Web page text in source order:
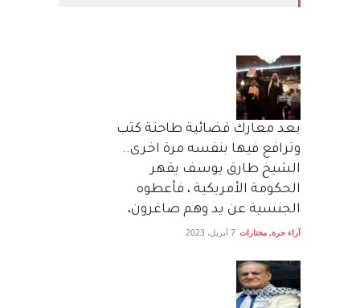
بعد معارك قضائية طاحنة كتب
وترافع فيها بنفسه مرة اخرى..
الشيخ طارق يوسف يقهر
الحكومة الأمريكية ، فأعطوه
الجنسية عن يد وهم صاغرون،
آراء حرة, مختارات 7 أبريل، 2023